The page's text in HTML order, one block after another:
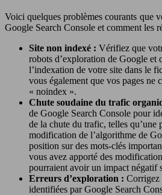
Voici quelques problèmes courants que
Google Search Console et comment les
Site non indexé : Vérifiez que
robots d’exploration de Google et
l’indexation de votre site dans le
vous également que vos pages ne
« noindex ».
Chute soudaine du trafic
de Google Search Console pour
de la chute du trafic, telles qu’une
modification de l’algorithme de
position sur des mots-clés
vous avez apporté des
pourraient avoir un impact négatif
Erreurs d’exploration : Corrigez
identifiées par Google Search